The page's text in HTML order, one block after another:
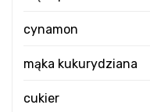
cynamon
mąka kukurydziana
cukier